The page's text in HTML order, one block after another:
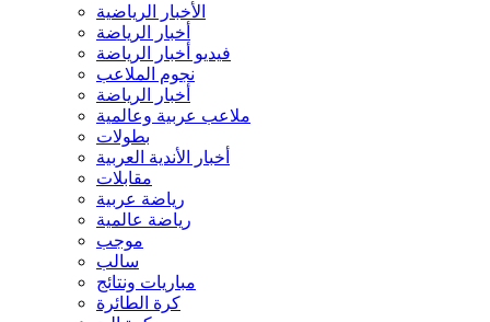
الأخبار الرياضية
أخبار الرياضة
فيديو أخبار الرياضة
نجوم الملاعب
أخبار الرياضة
ملاعب عربية وعالمية
بطولات
أخبار الأندية العربية
مقابلات
رياضة عربية
رياضة عالمية
موجب
سالب
مباريات ونتائج
كرة الطائرة